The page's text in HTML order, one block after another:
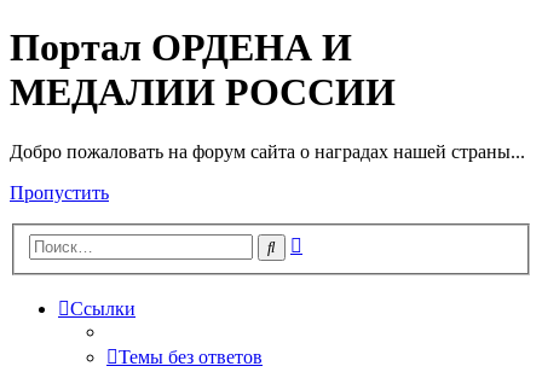
Портал ОРДЕНА И
МЕДАЛИИ РОССИИ
Добро пожаловать на форум сайта о наградах нашей страны...
Пропустить
Поиск
Ссылки
Темы без ответов